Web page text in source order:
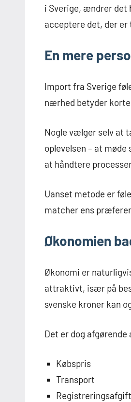
i Sverige, ændrer det
acceptere det, der
En mere
Import fra Sverige
nærhed betyder
Nogle vælger selv at
oplevelsen – at
at håndtere
Uanset metode er
matcher ens
Økonomien
Økonomi er
attraktivt, især på
svenske kroner kan
Det er dog
Købspris
Transport